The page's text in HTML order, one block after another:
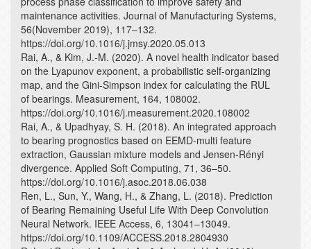
maintenance activities. Journal of Manufacturing Systems,
56(November 2019), 117–132.
https://doi.org/10.1016/j.jmsy.2020.05.013
Rai, A., & Kim, J.-M. (2020). A novel health indicator based
on the Lyapunov exponent, a probabilistic self-organizing
map, and the Gini-Simpson index for calculating the RUL
of bearings. Measurement, 164, 108002.
https://doi.org/10.1016/j.measurement.2020.108002
Rai, A., & Upadhyay, S. H. (2018). An integrated approach
to bearing prognostics based on EEMD-multi feature
extraction, Gaussian mixture models and Jensen-Rényi
divergence. Applied Soft Computing, 71, 36–50.
https://doi.org/10.1016/j.asoc.2018.06.038
Ren, L., Sun, Y., Wang, H., & Zhang, L. (2018). Prediction
of Bearing Remaining Useful Life With Deep Convolution
Neural Network. IEEE Access, 6, 13041–13049.
https://doi.org/10.1109/ACCESS.2018.2804930